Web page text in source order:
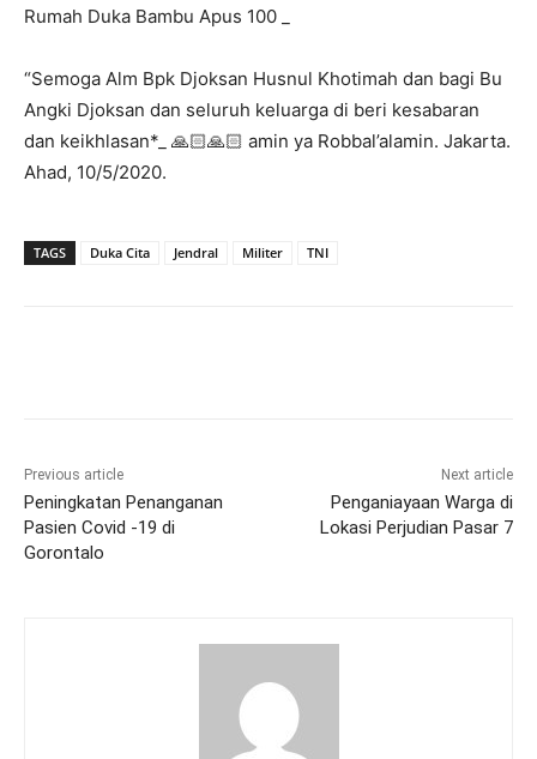
Rumah Duka Bambu Apus 100 _
“Semoga Alm Bpk Djoksan Husnul Khotimah dan bagi Bu
Angki Djoksan dan seluruh keluarga di beri kesabaran
dan keikhlasan*_ 🙏🏻🙏🏻 amin ya Robbal’alamin. Jakarta.
Ahad, 10/5/2020.
TAGS Duka Cita Jendral Militer TNI
Previous article
Peningkatan Penanganan
Pasien Covid -19 di
Gorontalo
Next article
Penganiayaan Warga di
Lokasi Perjudian Pasar 7